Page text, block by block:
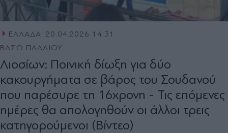
ΕΛΛΑΔΑ 20.04.2026 14:31
ΒΑΣΩ ΠΑΛΑΙΟΥ
Λιοσίων: Ποινική δίωξη για δύο
κακουργήματα σε βάρος του Σουδανού
που παρέσυρε τη 16χρονη - Τις επόμενες
ημέρες θα απολογηθούν οι άλλοι τρεις
κατηγορούμενοι (Βίντεο)